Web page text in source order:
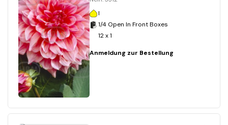
I
1/4 Open In Front Boxes
12 x 1
Anmeldung zur Bestellung